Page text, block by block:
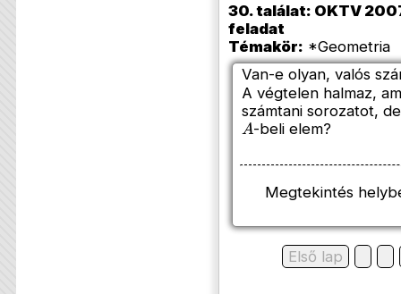
30. találat: OKTV
feladat
Témakör: *Geometria
Van-e olyan, valós
A végtelen halmaz,
számtani sorozatot,
A-beli elem?
Megtekintés
Első lap